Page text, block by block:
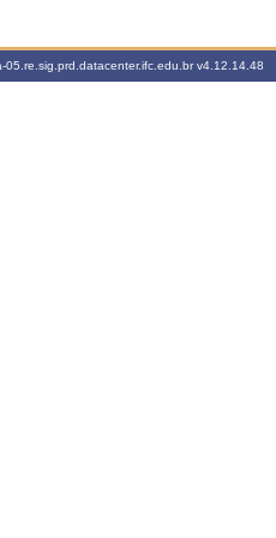
05.re.sig.prd.datacenter.ifc.edu.brv4.12.14.48